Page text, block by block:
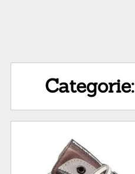
Categorie: